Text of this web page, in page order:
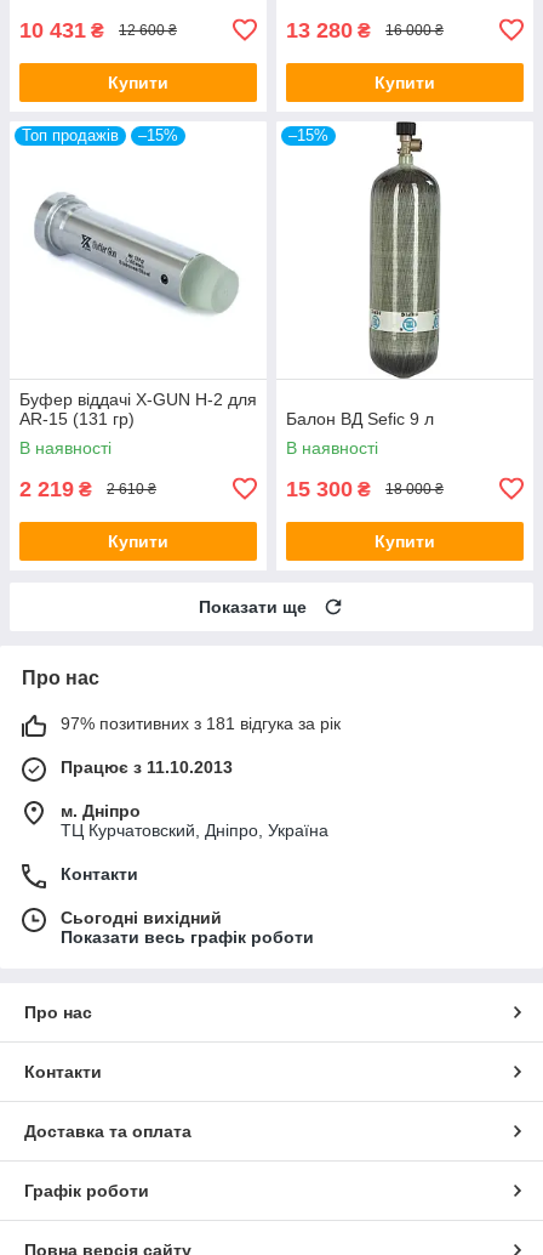
10 431 ₴ 12 600 ₴
Купити
13 280 ₴ 16 000 ₴
Купити
Топ продажів –15%
Буфер віддачі X-GUN H-2 для
AR-15 (131 гр)
В наявності
2 219 ₴ 2 610 ₴
Купити
–15%
Балон ВД Sefic 9 л
В наявності
15 300 ₴ 18 000 ₴
Купити
Показати ще
Про нас
97% позитивних з 181 відгука за рік
Працює з 11.10.2013
м. Дніпро
ТЦ Курчатовский, Дніпро, Україна
Контакти
Сьогодні вихідний
Показати весь графік роботи
Про нас
Контакти
Доставка та оплата
Графік роботи
Повна версія сайту